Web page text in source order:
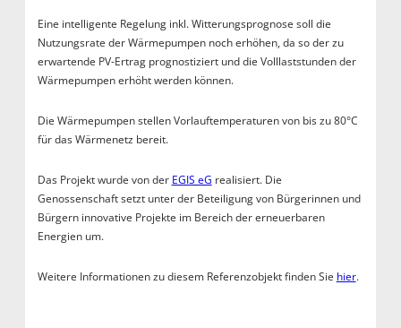
Eine intelligente Regelung inkl. Witterungsprognose soll die
Nutzungsrate der Wärmepumpen noch erhöhen, da so der zu
erwartende PV-Ertrag prognostiziert und die Volllaststunden der
Wärmepumpen erhöht werden können.
Die Wärmepumpen stellen Vorlauftemperaturen von bis zu 80°C
für das Wärmenetz bereit.
Das Projekt wurde von der EGIS eG realisiert. Die
Genossenschaft setzt unter der Beteiligung von Bürgerinnen und
Bürgern innovative Projekte im Bereich der erneuerbaren
Energien um.
Weitere Informationen zu diesem Referenzobjekt finden Sie hier.